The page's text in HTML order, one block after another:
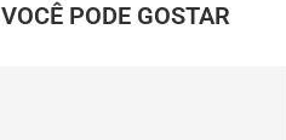
VOCÊ PODE GOSTAR